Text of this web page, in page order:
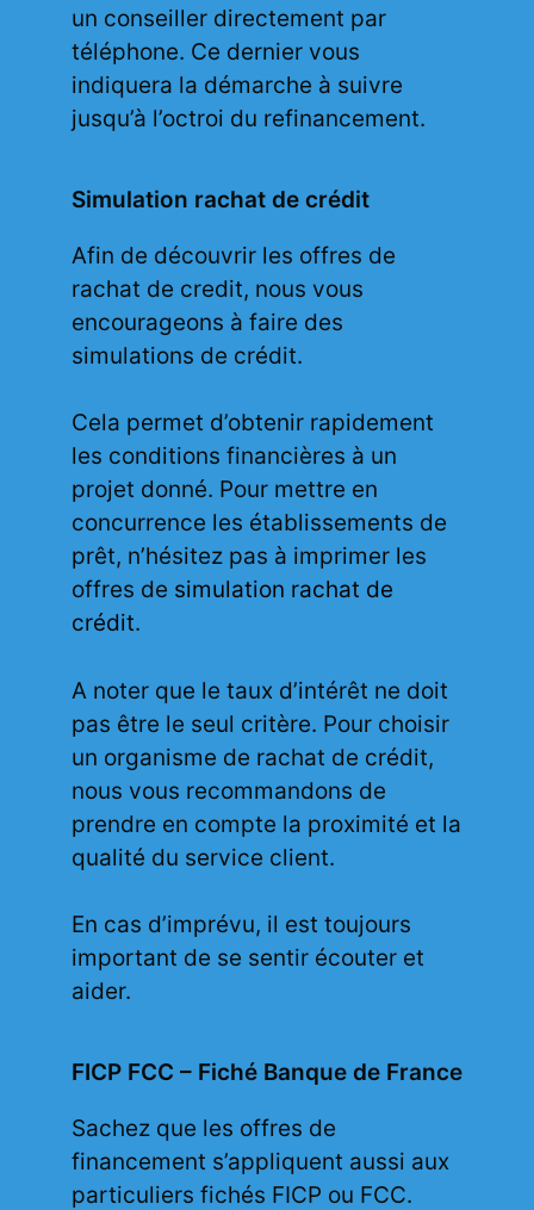
un conseiller directement par
téléphone. Ce dernier vous
indiquera la démarche à suivre
jusqu’à l’octroi du refinancement.
Simulation rachat de crédit
Afin de découvrir les offres de
rachat de credit, nous vous
encourageons à faire des
simulations de crédit.
Cela permet d’obtenir rapidement
les conditions financières à un
projet donné. Pour mettre en
concurrence les établissements de
prêt, n’hésitez pas à imprimer les
offres de simulation rachat de
crédit.
A noter que le taux d’intérêt ne doit
pas être le seul critère. Pour choisir
un organisme de rachat de crédit,
nous vous recommandons de
prendre en compte la proximité et la
qualité du service client.
En cas d’imprévu, il est toujours
important de se sentir écouter et
aider.
FICP FCC – Fiché Banque de France
Sachez que les offres de
financement s’appliquent aussi aux
particuliers fichés FICP ou FCC.